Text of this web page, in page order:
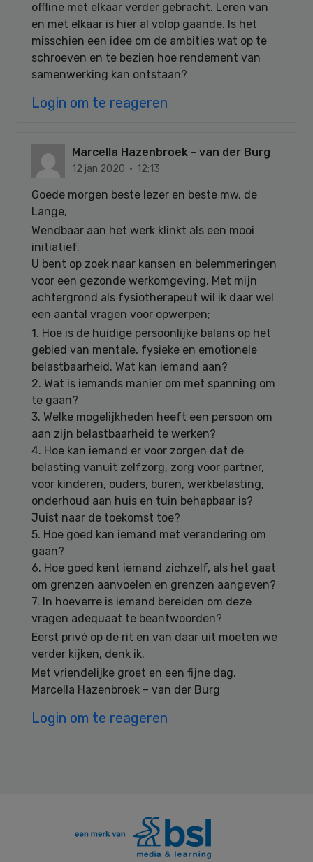
offline met elkaar verder gebracht. Leren van
en met elkaar is hier al volop gaande. Is het
misschien een idee om de ambities wat op te
schroeven en te bezien hoe rendement van
samenwerking kan ontstaan?
Login om te reageren
Marcella Hazenbroek - van der Burg
12 jan 2020 · 12:13
Goede morgen beste lezer en beste mw. de
Lange,
Wendbaar aan het werk klinkt als een mooi
initiatief.
U bent op zoek naar kansen en belemmeringen
voor een gezonde werkomgeving. Met mijn
achtergrond als fysiotherapeut wil ik daar wel
een aantal vragen voor opwerpen;
1. Hoe is de huidige persoonlijke balans op het
gebied van mentale, fysieke en emotionele
belastbaarheid. Wat kan iemand aan?
2. Wat is iemands manier om met spanning om
te gaan?
3. Welke mogelijkheden heeft een persoon om
aan zijn belastbaarheid te werken?
4. Hoe kan iemand er voor zorgen dat de
belasting vanuit zelfzorg, zorg voor partner,
voor kinderen, ouders, buren, werkbelasting,
onderhoud aan huis en tuin behapbaar is?
Juist naar de toekomst toe?
5. Hoe goed kan iemand met verandering om
gaan?
6. Hoe goed kent iemand zichzelf, als het gaat
om grenzen aanvoelen en grenzen aangeven?
7. In hoeverre is iemand bereiden om deze
vragen adequaat te beantwoorden?
Eerst privé op de rit en van daar uit moeten we
verder kijken, denk ik.
Met vriendelijke groet en een fijne dag,
Marcella Hazenbroek – van der Burg
Login om te reageren